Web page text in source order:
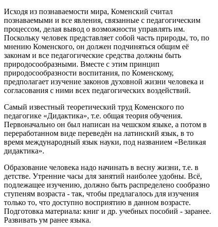
Исходя из познаваемости мира, Коменский считал
познаваемыми и все явления, связанные с педагогическим
процессом, делая вывод о возможности управлять им.
Поскольку человек представляет собой часть природы, то, по
мнению Коменского, он должен подчиняться общим её
законам и все педагогические средства должны быть
природосообразными. Вместе с этим принцип
природосообразности воспитания, по Коменскому,
предполагает изучение законов духовной жизни человека и
согласования с ними всех педагогических воздействий.
Самый известный теоретический труд Коменского по
педагогике «Дидактика», т.е. общая теория обучения.
Первоначально он был написан на чешском языке, а потом в
переработанном виде переведён на латинский язык, в то
время международный язык науки, под названием «Великая
дидактика».
Образование человека надо начинать в весну жизни, т.е. в
детстве. Утренние часы для занятий наиболее удобны. Всё,
подлежащее изучению, должно быть распределено сообразно
ступеням возраста - так, чтобы предлагалось для изучения
только то, что доступно восприятию в данном возрасте.
Подготовка материала: книг и др. учебных пособий - заранее.
Развивать ум ранее языка.